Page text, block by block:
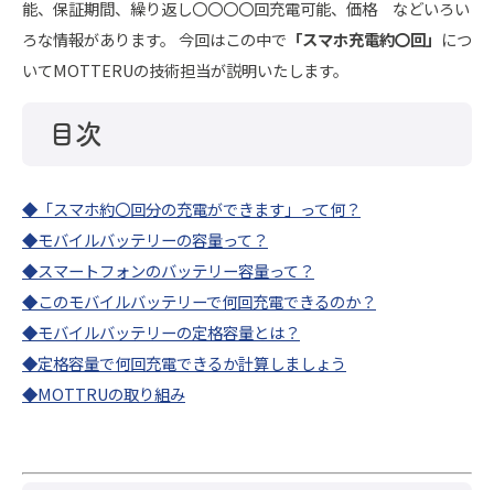
能、保証期間、繰り返し〇〇〇〇回充電可能、価格 などいろい
ろな情報があります。 今回はこの中で 「スマホ充電約〇回」 につ
いてMOTTERUの技術担当が説明いたします。
目次
◆「スマホ約〇回分の充電ができます」って何？
◆モバイルバッテリーの容量って？
◆スマートフォンのバッテリー容量って？
◆このモバイルバッテリーで何回充電できるのか？
◆モバイルバッテリーの定格容量とは？
◆定格容量で何回充電できるか計算しましょう
◆MOTTRUの取り組み